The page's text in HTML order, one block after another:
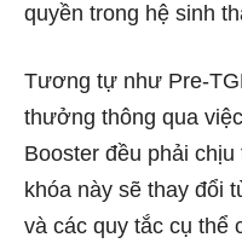
quyền trong hệ sinh
Tương tự như Pre-
thưởng thông qua
Booster đều phải
khóa này sẽ thay đổi
và các quy tắc cụ thể